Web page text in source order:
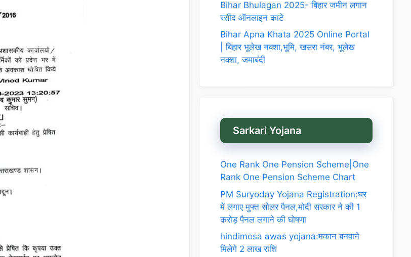
Bihar Bhulagan 2025- बिहार जमीन लगान
रसीद ऑनलाइन काटे
Bihar Apna Khata 2025 Online Portal
| बिहार भूलेख नक्शा,भूमि, खसरा नंबर, भूलेख
नक्शा, जमाबंदी
Sarkari Yojana
One Rank One Pension Scheme|One
Rank One Pension Scheme Chart
PM Suryoday Yojana Registration:घर
में लगाए मुफ्त सोलर पैनल,मोदी सरकार ने की 1
करोड़ पैनल लगाने की घोषणा
hindimosa awas yojana:मकान बनवाने
मिलेगे 2 लाख राशि